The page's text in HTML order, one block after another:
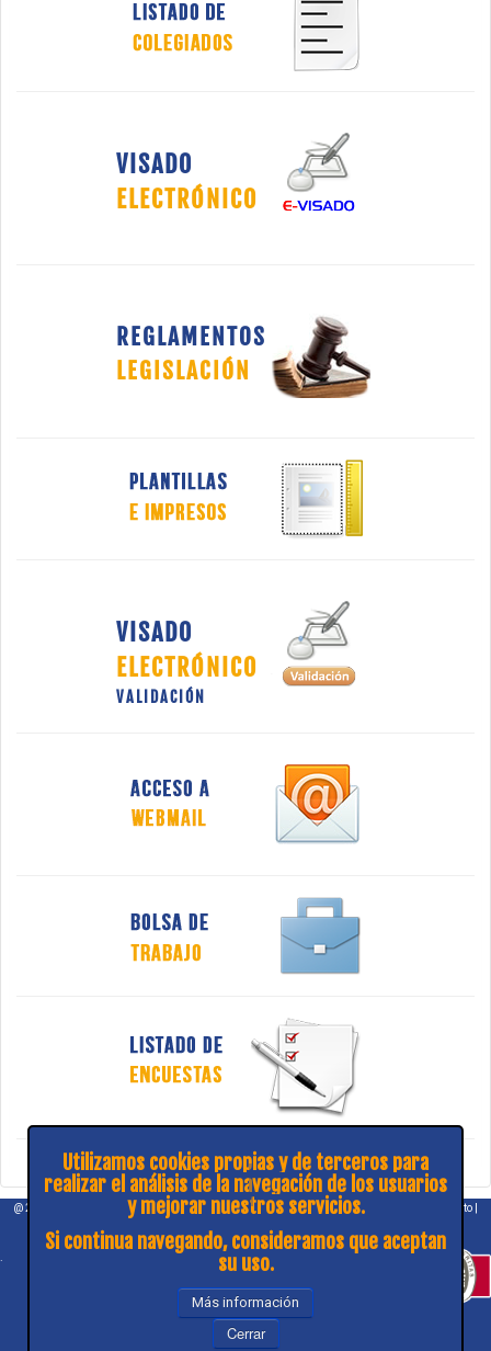
@ 2026 COPITIBA | Aviso legal |Política de privacidad |¿Consulta y sugerencias? Contacto
Mapa web
Utilizamos cookies propias y de terceros para
realizar el análisis de la navegación de los usuarios
y mejorar nuestros servicios.
Si continua navegando, consideramos que aceptan
su uso.
Más información
Cerrar